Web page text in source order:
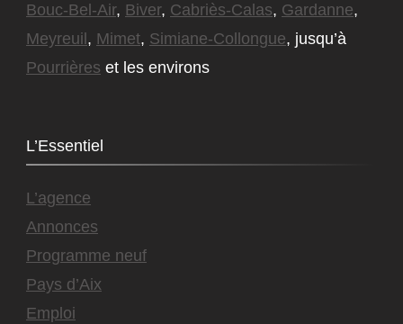
Bouc-Bel-Air, Biver, Cabriès-Calas, Gardanne,
Meyreuil , Mimet, Simiane-Collongue, jusqu’à
Pourrières et les environs
L’Essentiel
L’agence
Annonces
Programme neuf
Pays d’Aix
Emploi